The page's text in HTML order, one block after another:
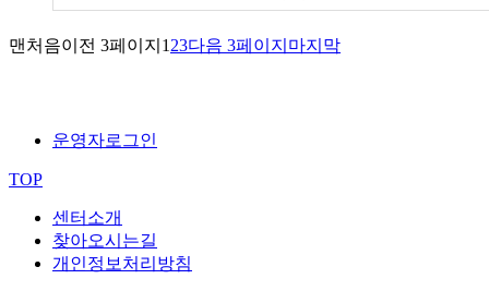
맨처음이전 3페이지 1 23다음 3페이지 마지막
운영자로그인
TOP
센터소개
찾아오시는길
개인정보처리방침